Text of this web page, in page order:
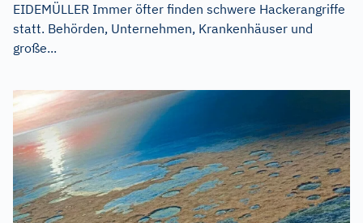
EIDEMÜLLER Immer öfter finden schwere Hackerangriffe
statt. Behörden, Unternehmen, Krankenhäuser und
große...